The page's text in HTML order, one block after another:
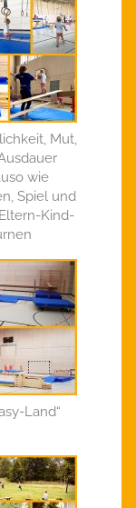
Mut,
wie
Spiel und
Kind-
Land“